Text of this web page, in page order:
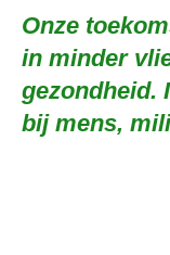
Onze
in minder
gezondheid.
bij mens,